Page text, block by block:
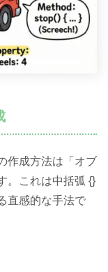
作成方法は「オブ
。これは中括弧 {}
直感的な手法で